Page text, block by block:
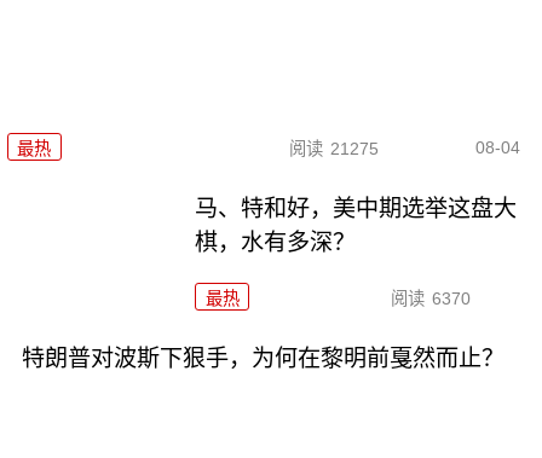
最热 阅读 21275 08-04
马、特和好，美中期选举这盘大
棋，水有多深？
最热 阅读 6370
特朗普对波斯下狠手，为何在黎明前戛然而止？